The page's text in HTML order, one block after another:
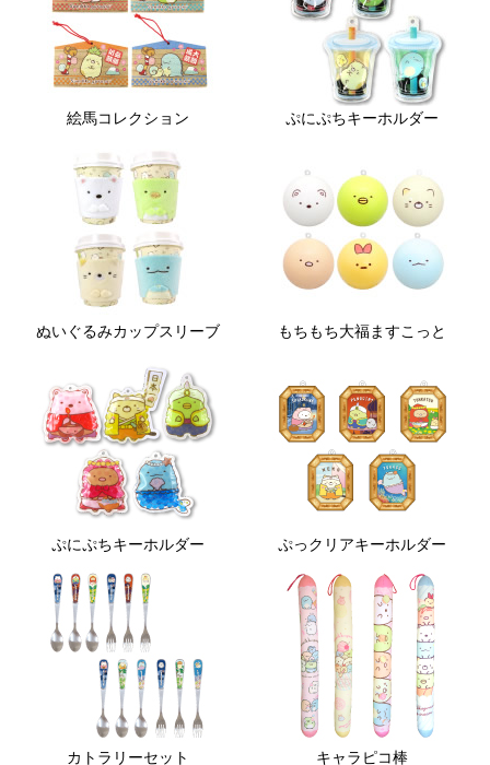
絵馬コレクション ぷにぷちキーホルダー
ぬいぐるみカップスリーブ もちもち大福ますこっと
ぷにぷちキーホルダー ぷっクリアキーホルダー
カトラリーセット キャラピコ棒